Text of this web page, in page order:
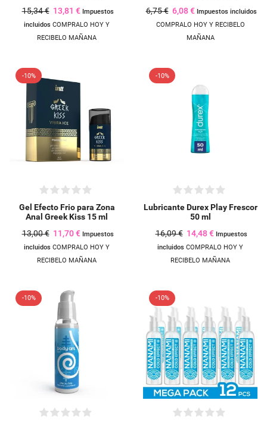
15,34 € 13,81 € Impuestos
incluidos COMPRALO HOY Y
RECIBELO MAÑANA
6,75 € 6,08 € Impuestos incluidos
COMPRALO HOY Y RECIBELO
MAÑANA
-10%
Gel Efecto Frio para Zona
Anal Greek Kiss 15 ml
13,00 € 11,70 € Impuestos
incluidos COMPRALO HOY Y
RECIBELO MAÑANA
-10%
Lubricante Durex Play Frescor
50 ml
16,09 € 14,48 € Impuestos
incluidos COMPRALO HOY Y
RECIBELO MAÑANA
-10% -10%